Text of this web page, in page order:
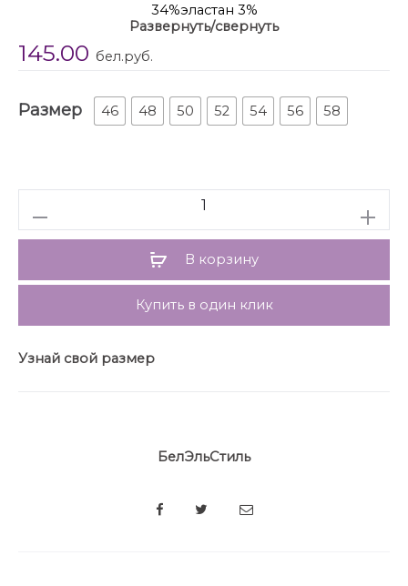
34%эластан 3%
Описание:Блуза, свободного силуэта, из
трикотажной ткани, вырез горловины V-
Длина по спинке 59 см.
Развернуть/свернуть
145.00 бел.руб.
Размер 46 48 50 52 54 56 58
В корзину
Купить в один клик
Узнай свой размер
БелЭльСтиль
SHARE